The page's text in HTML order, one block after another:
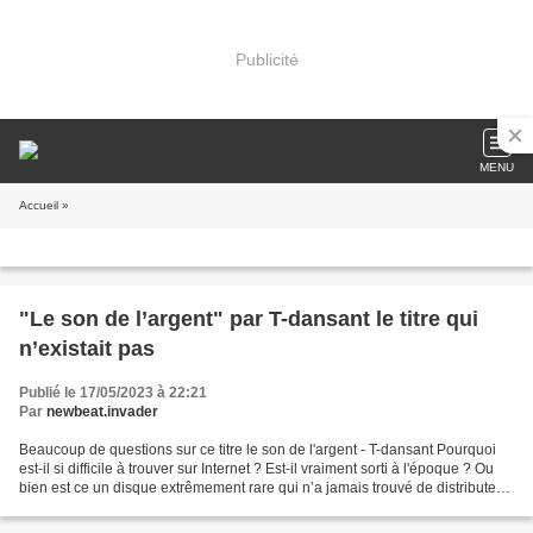
Publicité
MENU
Accueil »
"Le son de l’argent" par T-dansant le titre qui
n’existait pas
Publié le 17/05/2023 à 22:21
Par newbeat.invader
Beaucoup de questions sur ce titre le son de l'argent - T-dansant Pourquoi
est-il si difficile à trouver sur Internet ? Est-il vraiment sorti à l'époque ? Ou
bien est ce un disque extrêmement rare qui n’a jamais trouvé de distributeur